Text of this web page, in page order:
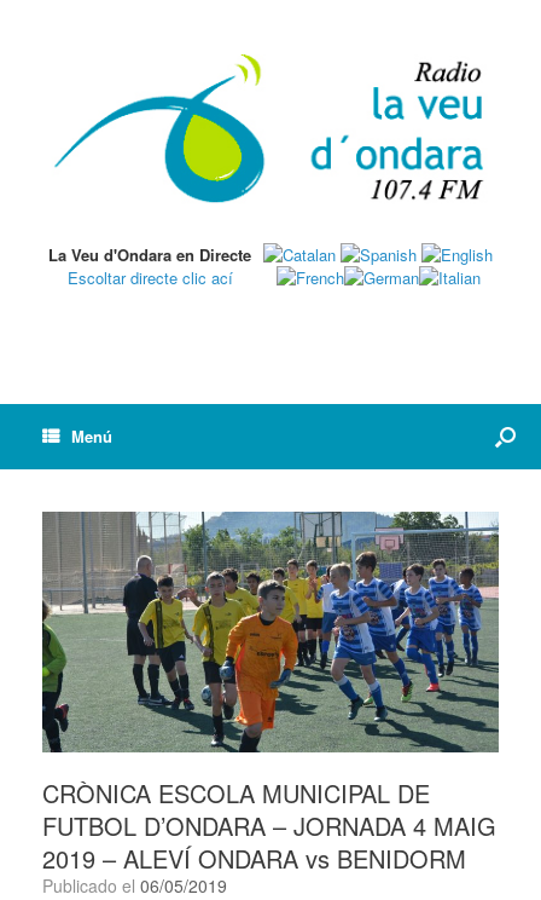
La Veu d'Ondara en Directe
Escoltar directe clic ací
Menú
CRÒNICA ESCOLA MUNICIPAL DE
FUTBOL D’ONDARA – JORNADA 4 MAIG
2019 – ALEVÍ ONDARA vs BENIDORM
Publicado el 06/05/2019